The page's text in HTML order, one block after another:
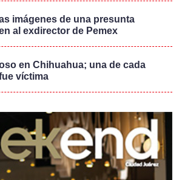
imágenes de una presunta
al exdirector de Pemex
en Chihuahua; una de cada
víctima